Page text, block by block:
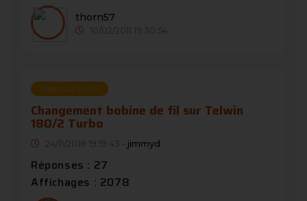
thorn57
10/02/2011 19:30:54
DEMANDE D’AIDE
Changement bobine de fil sur Telwin
180/2 Turbo
24/11/2018 19:19:43 - jimmyd
Réponses : 27
Affichages : 2078